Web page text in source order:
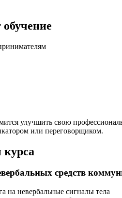
улучшить свою
или переговорщиком.
средств
на невербальные сигналы тела